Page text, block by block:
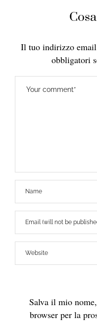
Il tuo indirizzo
obbligatori
Salva il mio
browser per la